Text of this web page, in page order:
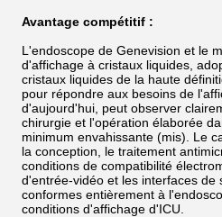
Avantage compétitif :
L'endoscope de Genevision et le
d'affichage à cristaux liquides,
cristaux liquides de la haute
pour répondre aux besoins de
d'aujourd'hui, peut observer
chirurgie et l'opération élaborée
minimum envahissante (mis). Le
la conception, le traitement
conditions de compatibilité
d'entrée-vidéo et les interfaces de
conformes entièrement à
conditions d'affichage d'ICU.